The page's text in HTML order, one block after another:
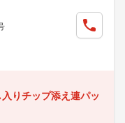
りチップ添え連パッ